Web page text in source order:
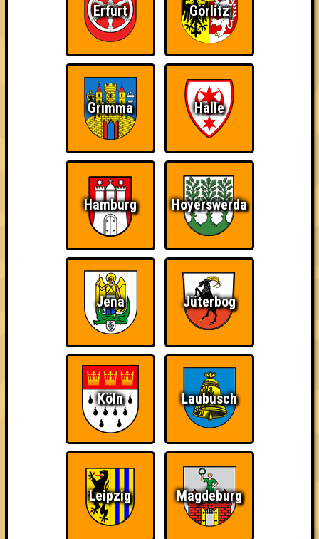
Errungenschaften
Kleiner Hinweis: bei uns sind Teams, die in einem Stechen
verlieren, trotzdem auf dem 1. Platz - den haben sie sich
schließlich verdient! Entsprechend gibt es für diese auch
Errungenschaften für den 1. Platz.
Schon wieder zum
Wiederzehn macht
Freude
Quizveteran
Wir sind immer bei
Nerven aus Stahl
The Amount of
Teilnahmen is too
Ich war da, vor 3000
Jahren
Da-Da Da! Da-Da Da! Teil der Oberschicht
Erfurt Görlitz
Grimma Halle
Hamburg Hoyerswerda
Jena Jüterbog
Köln Laubusch
Leipzig Magdeburg